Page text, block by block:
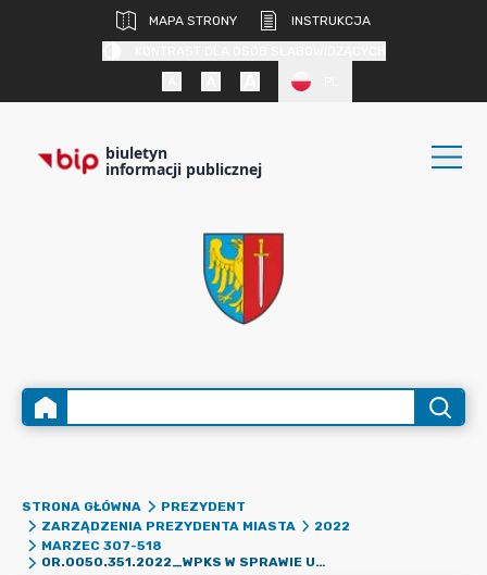
MAPA STRONY
INSTRUKCJA
biuletyn
informacji publicznej
STRONA GŁÓWNA
PREZYDENT
ZARZĄDZENIA PREZYDENTA MIASTA
2022
MARZEC 307-518
OR.0050.351.2022_WPKS W SPRAWIE UDZIELENIA ZAMÓWIENIA PUBLICZNEGO DO 130 000,00 ZŁ NA WYKONANIE MATERIAŁÓW PROMOCYJNYCH W ZWIĄZKU Z 750-LECIEM MIASTA ŻORY